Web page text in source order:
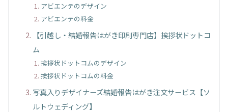
アビエンテのデザイン
アビエンテの料金
【引越し・結婚報告はがき印刷専門店】挨拶状ドットコ
ム
挨拶状ドットコムのデザイン
挨拶状ドットコムの料金
写真入りデザイナーズ結婚報告はがき注文サービス【ソ
ルトウェディング】